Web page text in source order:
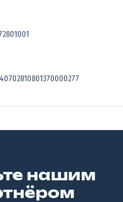
нашим